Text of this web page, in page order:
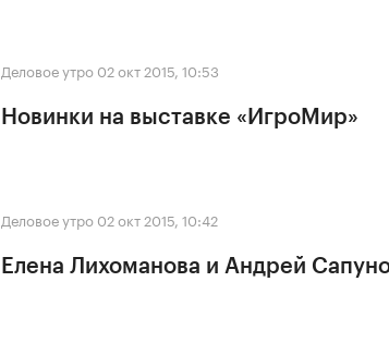
Деловое утро 02 окт 2015, 10:53
Новинки на выставке «ИгроМир»
Деловое утро 02 окт 2015, 10:42
Елена Лихоманова и Андрей